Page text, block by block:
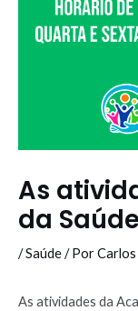
As
da
/Saúde/ PorCarlos
As atividades da